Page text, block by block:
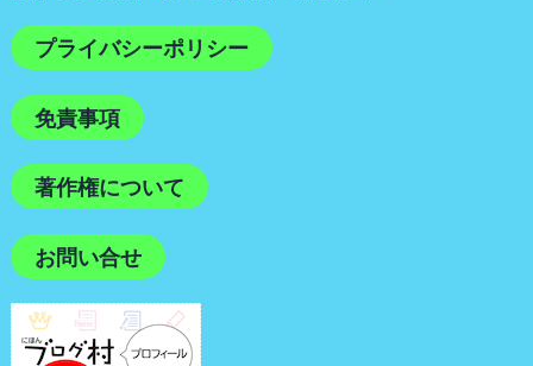
プライバシーポリシー
免責事項
著作権について
お問い合せ